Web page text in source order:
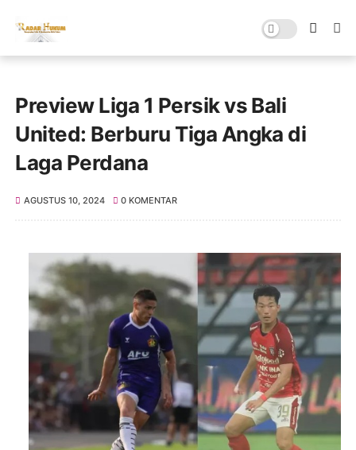
Preview Liga 1 Persik vs Bali
United: Berburu Tiga Angka di
Laga Perdana
AGUSTUS 10, 2024 0 KOMENTAR